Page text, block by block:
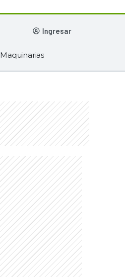
ingresar
Maquinarias